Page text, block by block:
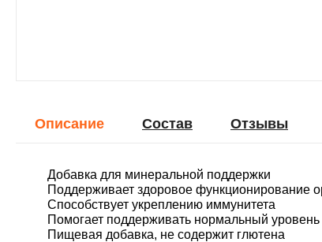
Описание Cостав Отзывы
Добавка для минеральной поддержки
Поддерживает здоровое функционирование
Способствует укреплению иммунитета
Помогает поддерживать нормальный
Пищевая добавка, не содержит глютена